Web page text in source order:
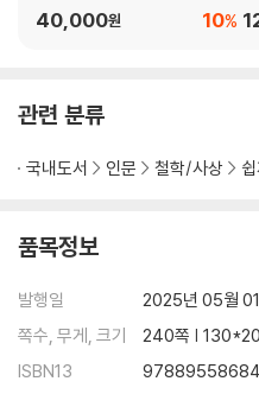
책)
40,000원 10%
관련 분류
국내도서 인문 철학/사상
품목정보
발행일
2025년 05월
쪽수, 무게, 크기
240쪽 |
ISBN13